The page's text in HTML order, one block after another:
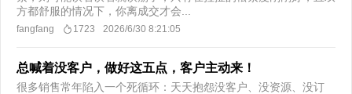
方都舒服的情况下，你离成交才会...
fangfang 1723 2026/6/30 8:21:05
总喊着没客户，做好这五点，客户主动来！
很多销售常年陷入一个死循环：天天抱怨没客户、没资源、没订